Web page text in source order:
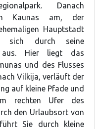
Danach
Kaunas am, der
Hauptstadt
sich durch seine
aus. Hier liegt das
und des Flusses
Vilkija, verläuft der
auf kleine Pfade und
rechten Ufer des
den Urlaubsort von
Sie durch kleine